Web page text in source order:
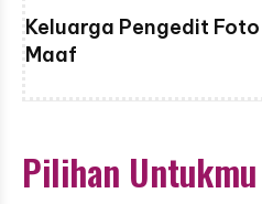
Keluarga Pengedit
Maaf
Pilihan Untukmu